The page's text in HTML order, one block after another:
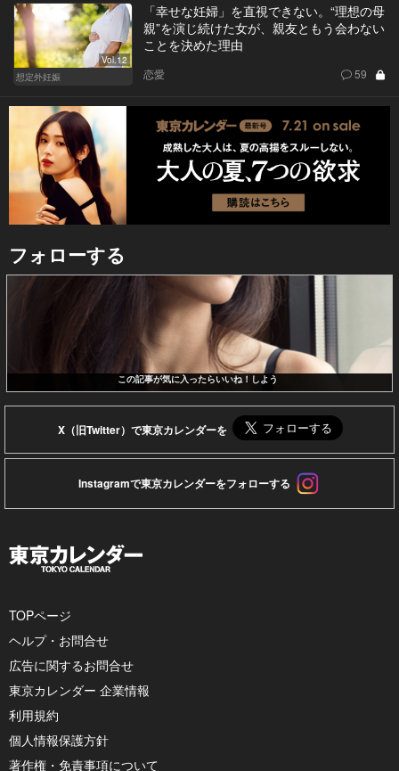
Vol.12
想定外妊娠
「幸せな妊婦」を直視できない。“理想の母
親”を演じ続けた女が、親友ともう会わない
ことを決めた理由
恋愛 59
フォローする
この記事が気に入ったらいいね！しよう
X（旧Twitter）で東京カレンダーを
Instagramで東京カレンダーをフォローする
TOPページ
ヘルプ・お問合せ
広告に関するお問合せ
東京カレンダー 企業情報
利用規約
個人情報保護方針
著作権・免責事項について